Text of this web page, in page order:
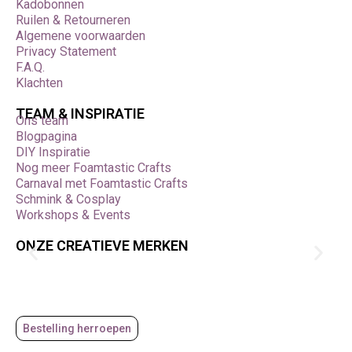
Kadobonnen
Ruilen & Retourneren
Algemene voorwaarden
Privacy Statement
F.A.Q.
Klachten
TEAM & INSPIRATIE
Ons team
Blogpagina
DIY Inspiratie
Nog meer Foamtastic Crafts
Carnaval met Foamtastic Crafts
Schmink & Cosplay
Workshops & Events
ONZE CREATIEVE MERKEN
Bestelling herroepen